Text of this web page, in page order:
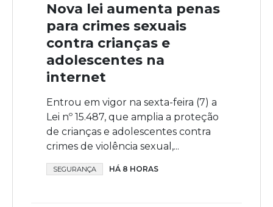
Nova lei aumenta penas
para crimes sexuais
contra crianças e
adolescentes na
internet
Entrou em vigor na sexta-feira (7) a
Lei nº 15.487, que amplia a proteção
de crianças e adolescentes contra
crimes de violência sexual,...
SEGURANÇA HÁ 8 HORAS